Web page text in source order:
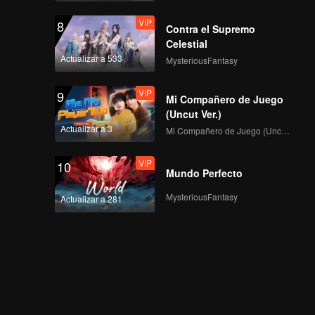
8
Actualizar a 533
VIP
Contra el Supremo
Celestial
MysteriousFantasy
9
Actualizar a 3
VIP
Mi Compañero de Juego
(Uncut Ver.)
Mi Compañero de Juego (Uncut Ver.)
10
Actualizar a 281
VIP
Mundo Perfecto
MysteriousFantasy